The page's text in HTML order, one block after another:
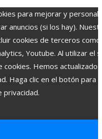
para mejorar y
anuncios (si los hay).
cookies de terceros como
Youtube. Al utilizar el
Hemos actualizado
Haga clic en el botón para
privacidad.